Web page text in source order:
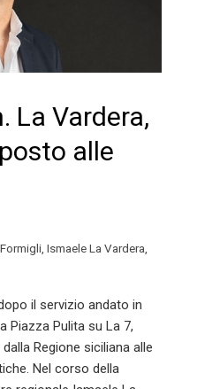
La Vardera,
alle
Formigli Ismaele La Vardera
il servizio andato in
Piazza Pulita su La 7,
Regione siciliana alle
Nel corso della